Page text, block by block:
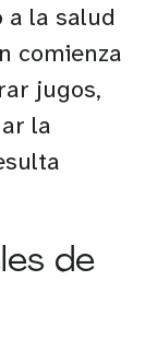
a la salud
comienza
jugos,
la
de